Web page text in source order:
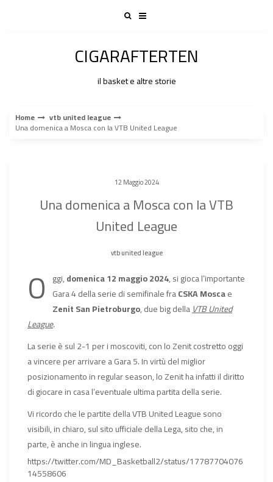
CIGARAFTERTEN
il basket e altre storie
Home vtb united league
Una domenica a Mosca con la VTB United League
12 Maggio 2024
Una domenica a Mosca con la VTB
United League
vtb united league
O ggi,domenica 12 maggio 2024, si gioca l’importante
Gara 4 della serie di semifinale fraCSKA Moscae
Zenit San Pietroburgo, due big dellaVTB United
League.
La serie è sul 2-1 per i moscoviti, con lo Zenit costretto oggi
a vincere per arrivare a Gara 5. In virtù del miglior
posizionamento in regular season, lo Zenit ha infatti il diritto
di giocare in casa l’eventuale ultima partita della serie.
Vi ricordo che le partite della VTB United League sono
visibili, in chiaro, sul sito ufficiale della Lega, sito che, in
parte, è anche in lingua inglese.
https://twitter.com/MD_Basketball2/status/17787704076
14558606